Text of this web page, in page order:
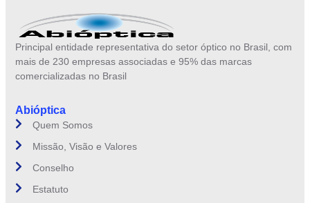
Principal entidade representativa do setor óptico no Brasil, com
mais de 230 empresas associadas e 95% das marcas
comercializadas no Brasil
Abióptica
Quem Somos
Missão, Visão e Valores
Conselho
Estatuto